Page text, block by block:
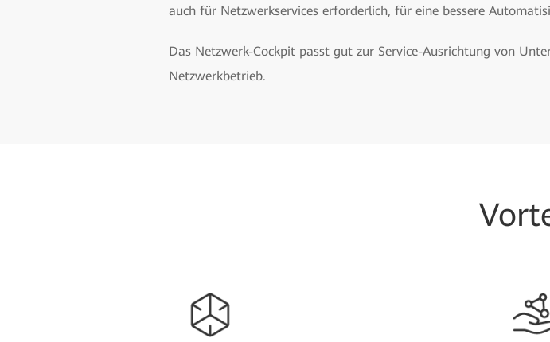
auch für Netzwerkservices erforderlich, für eine bessere
Das Netzwerk-Cockpit passt gut zur Service-Ausrichtung von
Netzwerkbetrieb.